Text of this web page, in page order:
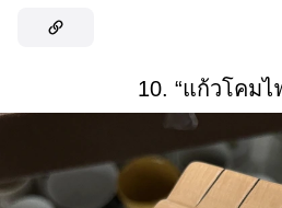
10. “แก้วโคมไ